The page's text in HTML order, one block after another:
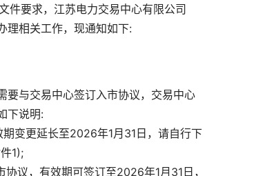
件要求，江苏电力交易中心有限公司
理相关工作，现通知如下:
要与交易中心签订入市协议，交易中心
下说明:
期变更延长至2026年1月31日，请自行下
1);
议，有效期可签订至2026年1月31日，